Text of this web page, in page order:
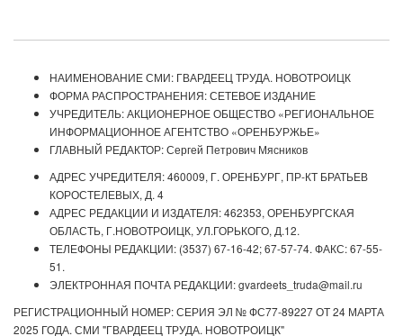
НАИМЕНОВАНИЕ СМИ: ГВАРДЕЕЦ ТРУДА. НОВОТРОИЦК
ФОРМА РАСПРОСТРАНЕНИЯ: СЕТЕВОЕ ИЗДАНИЕ
УЧРЕДИТЕЛЬ: АКЦИОНЕРНОЕ ОБЩЕСТВО «РЕГИОНАЛЬНОЕ
ИНФОРМАЦИОННОЕ АГЕНТСТВО «ОРЕНБУРЖЬЕ»
ГЛАВНЫЙ РЕДАКТОР: Сергей Петрович Мясников
АДРЕС УЧРЕДИТЕЛЯ: 460009, Г. ОРЕНБУРГ, ПР-КТ БРАТЬЕВ
КОРОСТЕЛЕВЫХ, Д. 4
АДРЕС РЕДАКЦИИ И ИЗДАТЕЛЯ: 462353, ОРЕНБУРГСКАЯ
ОБЛАСТЬ, Г.НОВОТРОИЦК, УЛ.ГОРЬКОГО, Д.12.
ТЕЛЕФОНЫ РЕДАКЦИИ: (3537) 67-16-42; 67-57-74. ФАКС: 67-55-
51.
ЭЛЕКТРОННАЯ ПОЧТА РЕДАКЦИИ: gvardeets_truda@mail.ru
РЕГИСТРАЦИОННЫЙ НОМЕР: СЕРИЯ ЭЛ № ФС77-89227 ОТ 24 МАРТА
2025 ГОДА. СМИ "ГВАРДЕЕЦ ТРУДА. НОВОТРОИЦК"